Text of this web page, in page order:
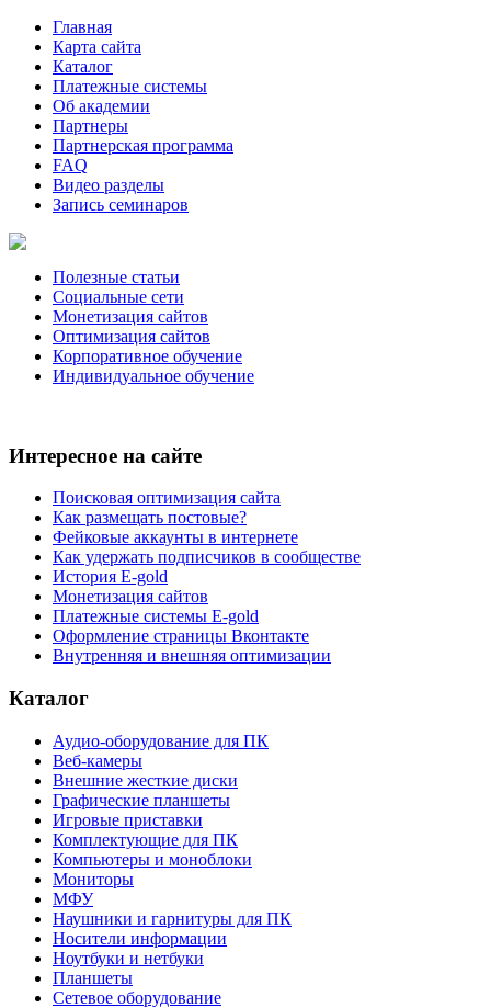
Главная
Карта сайта
Каталог
Платежные системы
Об академии
Партнеры
Партнерская программа
FAQ
Видео разделы
Запись семинаров
Полезные статьи
Социальные сети
Монетизация сайтов
Оптимизация сайтов
Корпоративное обучение
Индивидуальное обучение
Интересное на сайте
Поисковая оптимизация сайта
Как размещать постовые?
Фейковые аккаунты в интернете
Как удержать подписчиков в сообществе
История E-gold
Монетизация сайтов
Платежные системы E-gold
Оформление страницы Вконтакте
Внутренняя и внешняя оптимизации
Каталог
Аудио-оборудование для ПК
Веб-камеры
Внешние жесткие диски
Графические планшеты
Игровые приставки
Комплектующие для ПК
Компьютеры и моноблоки
Мониторы
МФУ
Наушники и гарнитуры для ПК
Носители информации
Ноутбуки и нетбуки
Планшеты
Сетевое оборудование